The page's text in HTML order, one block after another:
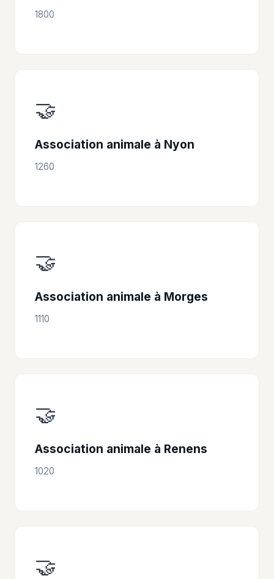
1800
🤝
Association animale à Nyon
1260
🤝
Association animale à Morges
1110
🤝
Association animale à Renens
1020
🤝